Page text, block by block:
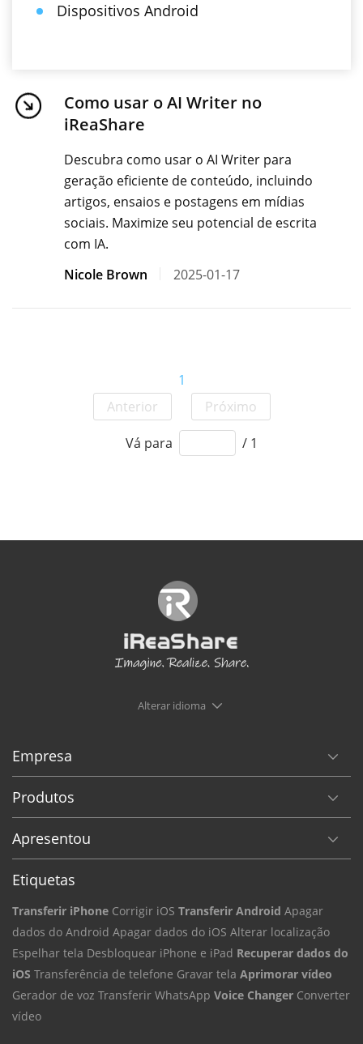
Dispositivos Android
Como usar o AI Writer no
iReaShare
Descubra como usar o AI Writer para
geração eficiente de conteúdo, incluindo
artigos, ensaios e postagens em mídias
sociais. Maximize seu potencial de escrita
com IA.
Nicole Brown
2025-01-17
Anterior
1
Próximo
Vá para / 1
Alterar idioma
Empresa
Produtos
Apresentou
Etiquetas
Transferir iPhone Corrigir iOS Transferir Android Apagar
dados do Android Apagar dados do iOS Alterar localização
Espelhar tela Desbloquear iPhone e iPad Recuperar dados do
iOS Transferência de telefone Gravar tela Aprimorar vídeo
Gerador de voz Transferir WhatsApp Voice Changer Converter
vídeo